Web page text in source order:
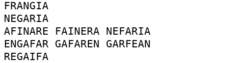
FRANGIA
NEGARIA
AFINARE FAINERA NEFARIA
ENGAFAR GAFAREN GARFEAN
REGAIFA